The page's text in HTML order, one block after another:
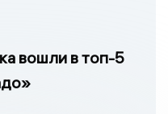
вошли в топ-5